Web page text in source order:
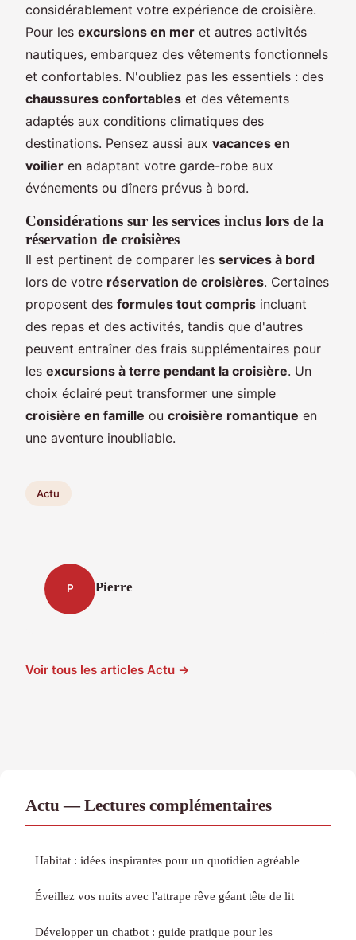
considérablement votre expérience de croisière.
Pour les excursions en mer et autres activités
nautiques, embarquez des vêtements fonctionnels
et confortables. N'oubliez pas les essentiels : des
chaussures confortables et des vêtements
adaptés aux conditions climatiques des
destinations. Pensez aussi aux vacances en
voilier en adaptant votre garde-robe aux
événements ou dîners prévus à bord.
Considérations sur les services inclus lors de la
réservation de croisières
Il est pertinent de comparer les services à bord
lors de votre réservation de croisières. Certaines
proposent des formules tout compris incluant
des repas et des activités, tandis que d'autres
peuvent entraîner des frais supplémentaires pour
les excursions à terre pendant la croisière. Un
choix éclairé peut transformer une simple
croisière en famille ou croisière romantique en
une aventure inoubliable.
Actu
P Pierre
Voir tous les articles Actu →
Actu — Lectures complémentaires
Habitat : idées inspirantes pour un quotidien agréable
Éveillez vos nuits avec l'attrape rêve géant tête de lit
Développer un chatbot : guide pratique pour les